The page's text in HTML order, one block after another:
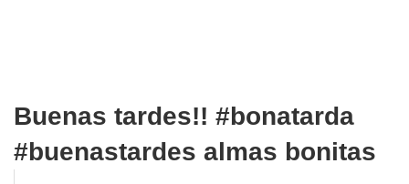
Buenas tardes!! #bonatarda
#buenastardes almas bonitas